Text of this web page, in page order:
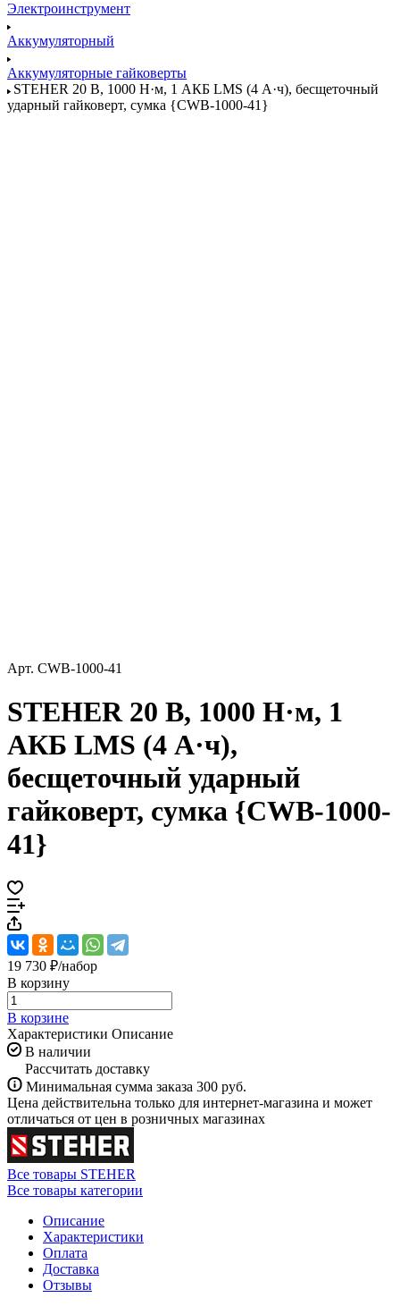
Электроинструмент
Аккумуляторный
Аккумуляторные гайковерты
STEHER 20 В, 1000 Н·м, 1 АКБ LMS (4 А·ч), бесщеточный
ударный гайковерт, сумка {CWB-1000-41}
Арт. CWB-1000-41
STEHER 20 В, 1000 Н·м, 1
АКБ LMS (4 А·ч),
бесщеточный ударный
гайковерт, сумка {CWB-1000-
41}
19 730 ₽/набор
В корзину
В корзине
Характеристики Описание
В наличии
Рассчитать доставку
Минимальная сумма заказа 300 руб.
Цена действительна только для интернет-магазина и может
отличаться от цен в розничных магазинах
Все товары STEHER
Все товары категории
Описание
Характеристики
Оплата
Доставка
Отзывы